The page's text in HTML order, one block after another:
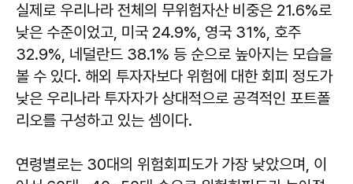
실제로 우리나라 전체의 무위험자산 비중은 21.6%로
낮은 수준이었고, 미국 24.9%, 영국 31%, 호주
32.9%, 네덜란드 38.1% 등 순으로 높아지는 모습을
볼 수 있다. 해외 투자자보다 위험에 대한 회피 정도가
낮은 우리나라 투자자가 상대적으로 공격적인 포트폴
리오를 구성하고 있는 셈이다.
연령별로는 30대의 위험회피도가 가장 낮았으며, 이